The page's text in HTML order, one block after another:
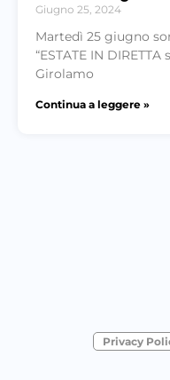
Giugno 25, 2024
Martedì 25 giugno
“ESTATE IN
Girolamo
Continua a leggere »
Privacy